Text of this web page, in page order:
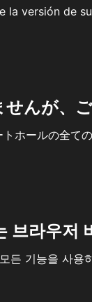
la versión de
せんが、
ホールの全て
브라우저
든 기능을 사용